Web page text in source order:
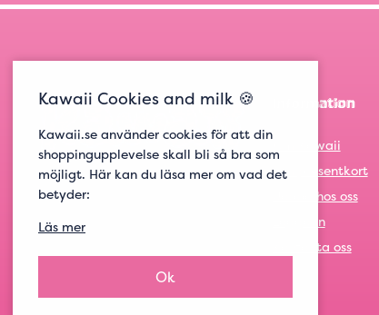
Information
Om Kawaii
Om presentkort
Jobba hos oss
Logga in
Kontakta oss
Kawaii Cookies and milk 🍪
Kawaii.se använder cookies för att din
shoppingupplevelse skall bli så bra som
möjligt. Här kan du läsa mer om vad det
betyder:
Läs mer
Ok